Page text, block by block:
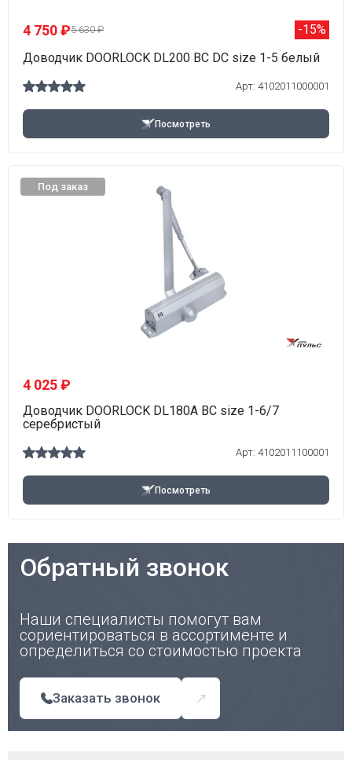
4 750 ₽5 630 ₽
-15%
Доводчик DOORLOCK DL200 BC DC size 1-5 белый
Арт: 4102011000001
Посмотреть
Под заказ
4 025 ₽
Доводчик DOORLOCK DL180A BC size 1-6/7
серебристый
Арт: 4102011100001
Посмотреть
Обратный звонок
Наши специалисты помогут вам
сориентироваться в ассортименте и
определиться со стоимостью проекта
Заказать звонок